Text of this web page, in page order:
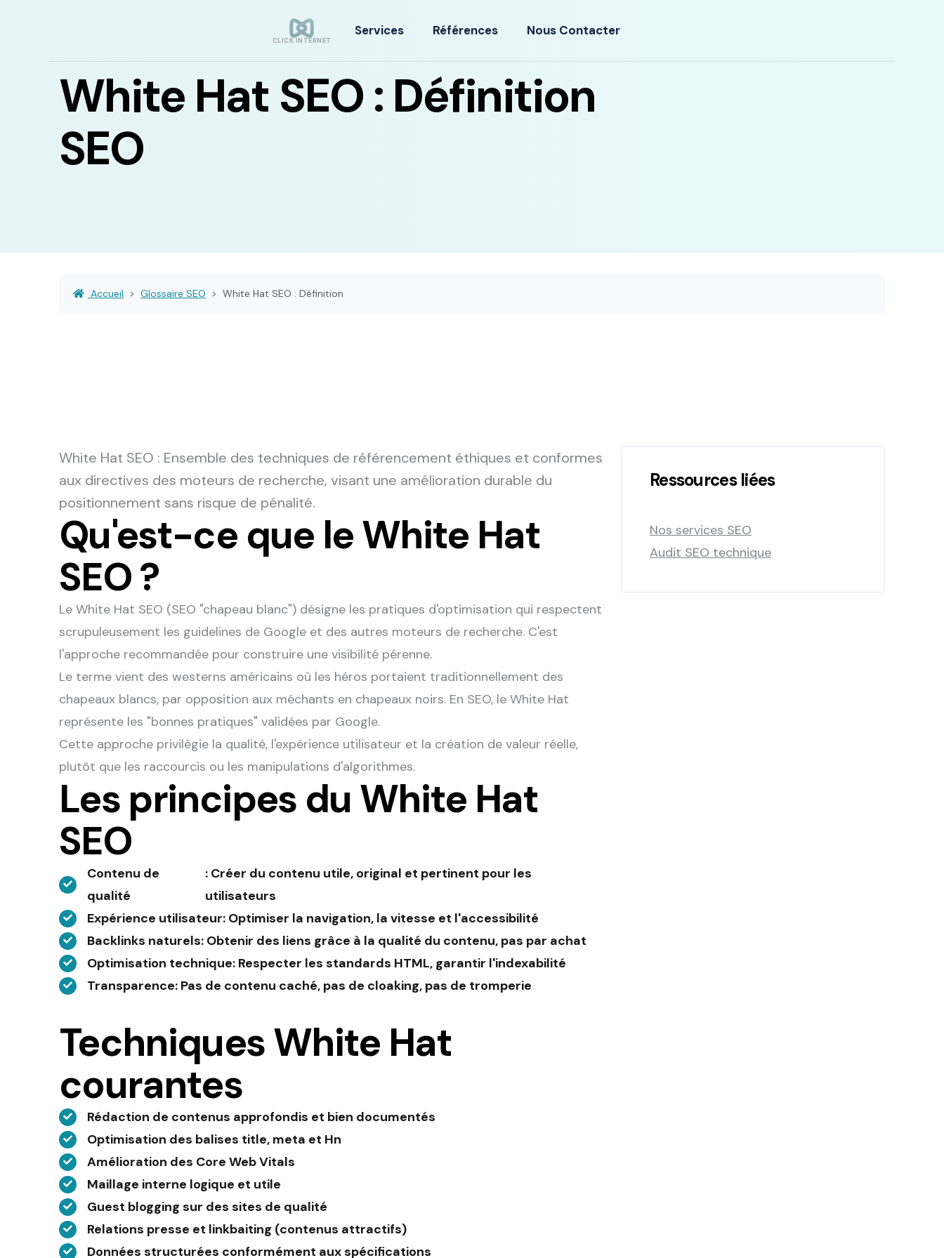
CLICK INTERNET
Services Références Nous Contacter
White Hat SEO : Définition
SEO
Accueil Glossaire SEO White Hat SEO : Définition
White Hat SEO : Ensemble des techniques de référencement éthiques et conformes
aux directives des moteurs de recherche, visant une amélioration durable du
positionnement sans risque de pénalité.
Qu'est-ce que le White Hat
SEO ?
Le White Hat SEO (SEO "chapeau blanc") désigne les pratiques d'optimisation qui respectent
scrupuleusement les guidelines de Google et des autres moteurs de recherche. C'est
l'approche recommandée pour construire une visibilité pérenne.
Le terme vient des westerns américains où les héros portaient traditionnellement des
chapeaux blancs, par opposition aux méchants en chapeaux noirs. En SEO, le White Hat
représente les "bonnes pratiques" validées par Google.
Cette approche privilégie la qualité, l'expérience utilisateur et la création de valeur réelle,
plutôt que les raccourcis ou les manipulations d'algorithmes.
Les principes du White Hat
SEO
Contenu de
qualité
: Créer du contenu utile, original et pertinent pour les
utilisateurs
Expérience utilisateur: Optimiser la navigation, la vitesse et l'accessibilité
Backlinks naturels: Obtenir des liens grâce à la qualité du contenu, pas par achat
Optimisation technique: Respecter les standards HTML, garantir l'indexabilité
Transparence: Pas de contenu caché, pas de cloaking, pas de tromperie
Techniques White Hat
courantes
Rédaction de contenus approfondis et bien documentés
Optimisation des balises title, meta et Hn
Amélioration des Core Web Vitals
Maillage interne logique et utile
Guest blogging sur des sites de qualité
Relations presse et linkbaiting (contenus attractifs)
Données structurées conformément aux spécifications
Ressources liées
Nos services SEO
Audit SEO technique